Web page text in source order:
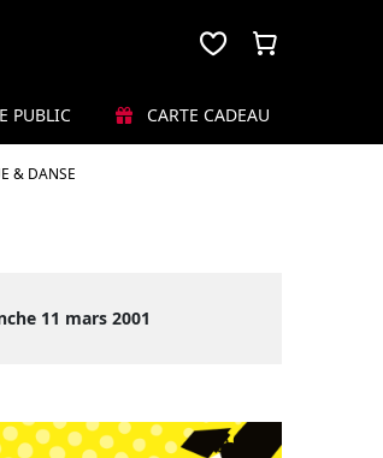
& DANSE
PUBLIC CARTE CADEAU
11 mars 2001